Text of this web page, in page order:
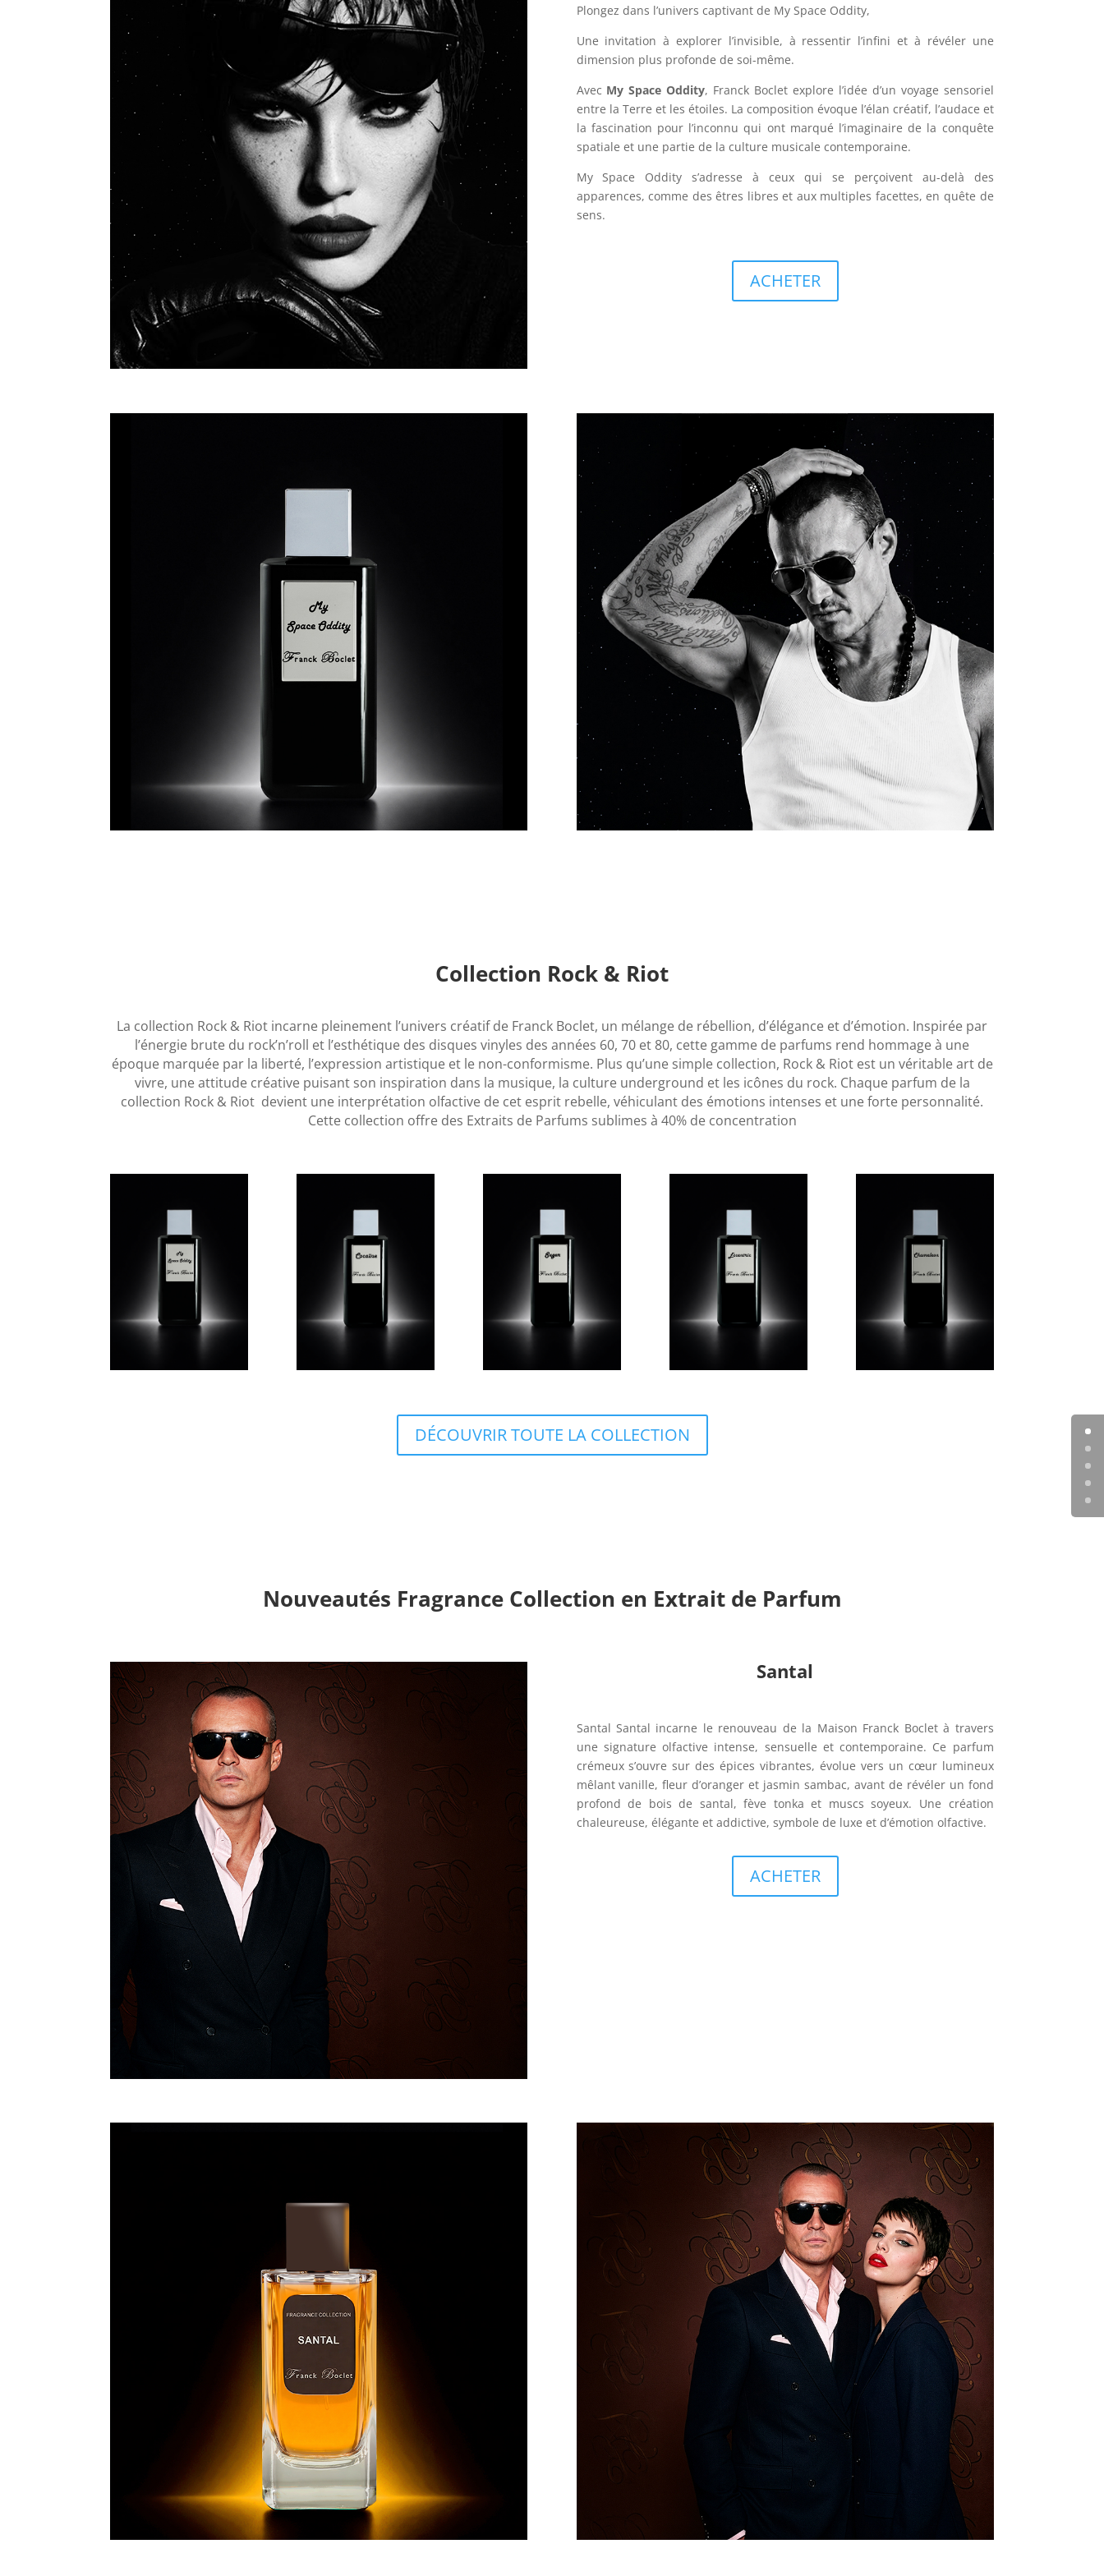
Plongez dans l’univers captivant de My Space Oddity,
Une invitation à explorer l’invisible, à ressentir l’infini et à révéler une
dimension plus profonde de soi-même.
Avec My Space Oddity, Franck Boclet explore l’idée d’un voyage sensoriel
entre la Terre et les étoiles. La composition évoque l’élan créatif, l’audace et
la fascination pour l’inconnu qui ont marqué l’imaginaire de la conquête
spatiale et une partie de la culture musicale contemporaine.
My Space Oddity s’adresse à ceux qui se perçoivent au-delà des
apparences, comme des êtres libres et aux multiples facettes, en quête de
sens.
ACHETER
Collection Rock & Riot
La collection Rock & Riot incarne pleinement l’univers créatif de Franck Boclet, un mélange de rébellion, d’élégance et d’émotion. Inspirée par
l’énergie brute du rock’n’roll et l’esthétique des disques vinyles des années 60, 70 et 80, cette gamme de parfums rend hommage à une
époque marquée par la liberté, l’expression artistique et le non-conformisme. Plus qu’une simple collection, Rock & Riot est un véritable art de
vivre, une attitude créative puisant son inspiration dans la musique, la culture underground et les icônes du rock. Chaque parfum de la
collection Rock & Riot devient une interprétation olfactive de cet esprit rebelle, véhiculant des émotions intenses et une forte personnalité.
Cette collection offre des Extraits de Parfums sublimes à 40% de concentration
DÉCOUVRIR TOUTE LA COLLECTION
Nouveautés Fragrance Collection en Extrait de Parfum
Santal
Santal Santal incarne le renouveau de la Maison Franck Boclet à travers
une signature olfactive intense, sensuelle et contemporaine. Ce parfum
crémeux s’ouvre sur des épices vibrantes, évolue vers un cœur lumineux
mêlant vanille, fleur d’oranger et jasmin sambac, avant de révéler un fond
profond de bois de santal, fève tonka et muscs soyeux. Une création
chaleureuse, élégante et addictive, symbole de luxe et d’émotion olfactive.
ACHETER